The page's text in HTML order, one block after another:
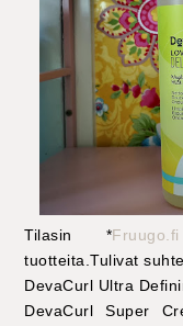
Tilasin *Fruugo.fi
tuotteita.Tulivat
DevaCurl Ultra
DevaCurl Super